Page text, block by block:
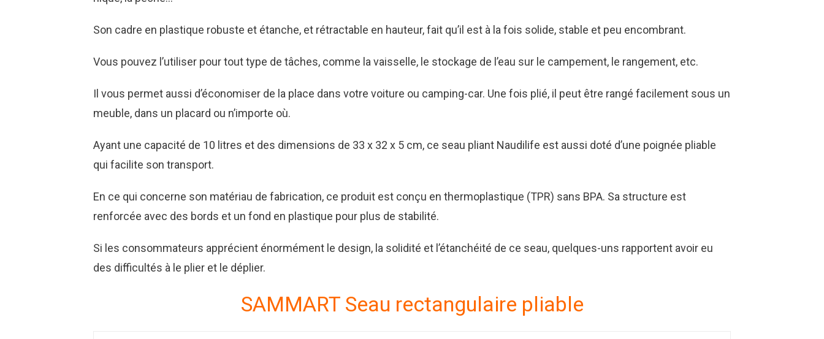
Son cadre en plastique robuste et étanche, et rétractable en hauteur, fait qu’il est à la fois solide, stable et peu encombrant.
Vous pouvez l’utiliser pour tout type de tâches, comme la vaisselle, le stockage de l’eau sur le campement, le rangement, etc.
Il vous permet aussi d’économiser de la place dans votre voiture ou camping-car. Une fois plié, il peut être rangé facilement sous un
meuble, dans un placard ou n’importe où.
Ayant une capacité de 10 litres et des dimensions de 33 x 32 x 5 cm, ce seau pliant Naudilife est aussi doté d’une poignée pliable
qui facilite son transport.
En ce qui concerne son matériau de fabrication, ce produit est conçu en thermoplastique (TPR) sans BPA. Sa structure est
renforcée avec des bords et un fond en plastique pour plus de stabilité.
Si les consommateurs apprécient énormément le design, la solidité et l’étanchéité de ce seau, quelques-uns rapportent avoir eu
des difficultés à le plier et le déplier.
SAMMART Seau rectangulaire pliable